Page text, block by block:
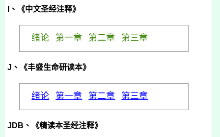
、《中文圣经注释》
绪论 第一章 第二章 第三章
J、《丰盛生命研读本》
绪论 第一章 第二章 第三章
JDB 、《精读本圣经注释》